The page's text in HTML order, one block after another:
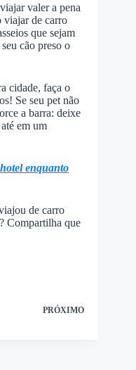
valer a pena
viajar de carro
que sejam
cão preso o
cidade, faça o
Se seu pet não
a barra: deixe
em um
enquanto
de carro
Compartilha que
PRÓXIMO